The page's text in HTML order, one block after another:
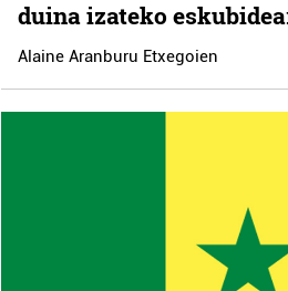
duina izateko
Alaine Aranburu Etxegoien